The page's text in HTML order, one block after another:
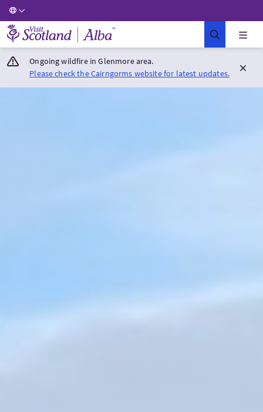
Visit Scotland Home
Ongoing wildfire in Glenmore area.
Please check the Cairngorms website for latest updates.